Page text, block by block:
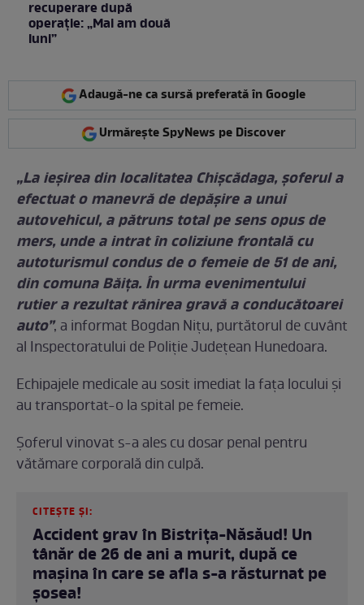
recuperare după
operație: „Mai am două
luni”
Adaugă-ne ca sursă preferată în Google
Urmărește SpyNews pe Discover
„La ieşirea din localitatea Chişcădaga, şoferul a
efectuat o manevră de depăşire a unui
autovehicul, a pătruns total pe sens opus de
mers, unde a intrat în coliziune frontală cu
autoturismul condus de o femeie de 51 de ani,
din comuna Băiţa. În urma evenimentului
rutier a rezultat rănirea gravă a conducătoarei
auto”, a informat Bogdan Niţu, purtătorul de cuvânt
al Inspectoratului de Poliţie Judeţean Hunedoara.
Echipajele medicale au sosit imediat la fața locului și
au transportat-o la spital pe femeie.
Şoferul vinovat s-a ales cu dosar penal pentru
vătămare corporală din culpă.
CITEȘTE ȘI:
Accident grav în Bistrița-Năsăud! Un
tânăr de 26 de ani a murit, după ce
mașina în care se afla s-a răsturnat pe
șosea!